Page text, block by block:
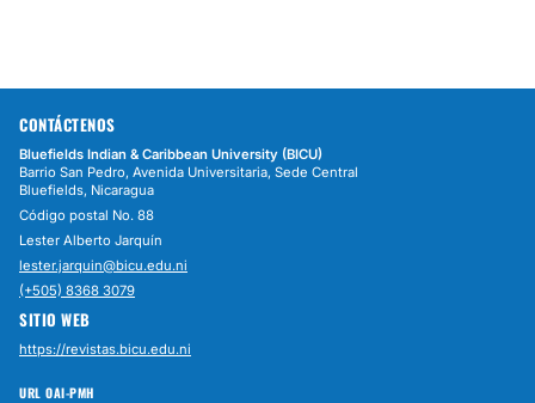
CONTÁCTENOS
Bluefields Indian & Caribbean University (BICU)
Barrio San Pedro, Avenida Universitaria, Sede Central
Bluefields, Nicaragua
Código postal No. 88
Lester Alberto Jarquín
lester.jarquin@bicu.edu.ni
(+505) 8368 3079
SITIO WEB
https://revistas.bicu.edu.ni
URL OAI-PMH